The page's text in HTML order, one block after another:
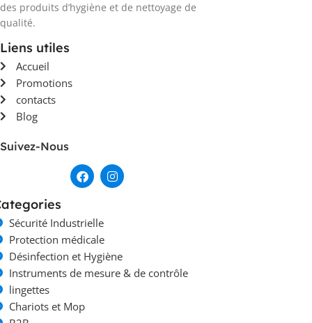
des produits d’hygiène et de nettoyage de
qualité.
Liens utiles
Accueil
Promotions
contacts
Blog
Suivez-Nous
Sécurité Industrielle
Protection médicale
Désinfection et Hygiène
Instruments de mesure & de contrôle
lingettes
Chariots et Mop